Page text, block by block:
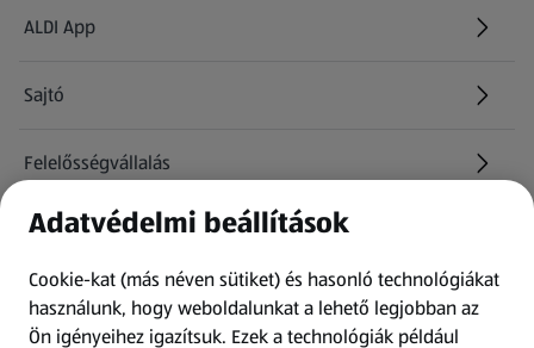
ALDI App
Sajtó
Felelősségvállalás
Információk
Kérdőív
Adatvédelmi beállítások
Cookie-kat (más néven sütiket) és hasonló technológiákat
használunk, hogy weboldalunkat a lehető legjobban az
Ön igényeihez igazítsuk. Ezek a technológiák például